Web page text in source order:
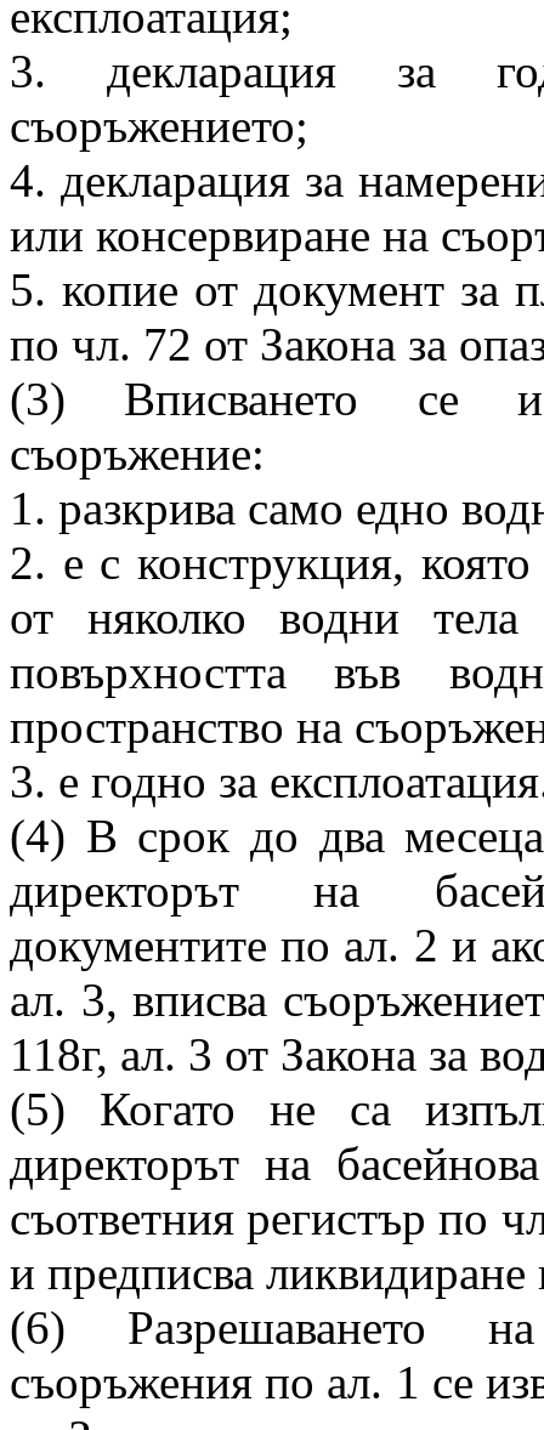
експлоатация;
3. декларация за
съоръжението;
4. декларация за
или консервиране на
5. копие от документ за
по чл. 72 от Закона за
(3) Вписването се
съоръжение:
1. разкрива само едно
2. е с конструкция,
от няколко водни
повърхността във
пространство на
3. е годно за
(4) В срок до два месеца
директорът на
документите по ал. 2 и
ал. 3, вписва
118г, ал. 3 от Закона за
(5) Когато не са
директорът на
съответния регистър по
и предписва
(6) Разрешаването
съоръжения по ал. 1 се